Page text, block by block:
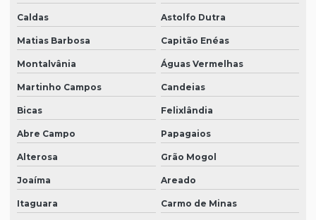
Caldas Astolfo Dutra
Matias Barbosa Capitão Enéas
Montalvânia Águas Vermelhas
Martinho Campos Candeias
Bicas Felixlândia
Abre Campo Papagaios
Alterosa Grão Mogol
Joaíma Areado
Itaguara Carmo de Minas